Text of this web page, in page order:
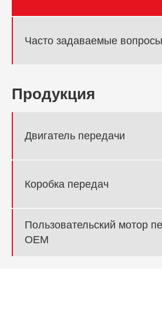
Часто задаваемые вопросы
Продукция
Двигатель передачи
Коробка передач
Пользовательский мотор
OEM